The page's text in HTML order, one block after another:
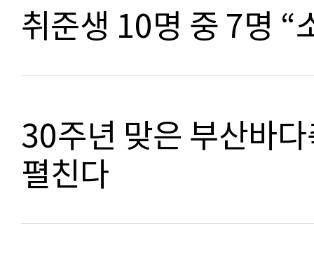
취준생 10명 중 7명 “
30주년 맞은 부산바
펼친다